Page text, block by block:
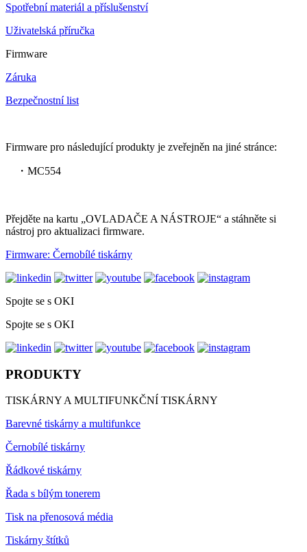
Spotřební materiál a příslušenství
Uživatelská příručka
Firmware
Záruka
Bezpečnostní list
Firmware pro následující produkty je zveřejněn na jiné stránce:
・MC554
Přejděte na kartu „OVLADAČE A NÁSTROJE“ a stáhněte si
nástroj pro aktualizaci firmware.
Firmware: Černobílé tiskárny
Spojte se s OKI
Spojte se s OKI
PRODUKTY
TISKÁRNY A MULTIFUNKČNÍ TISKÁRNY
Barevné tiskárny a multifunkce
Černobílé tiskárny
Řádkové tiskárny
Řada s bílým tonerem
Tisk na přenosová média
Tiskárny štítků